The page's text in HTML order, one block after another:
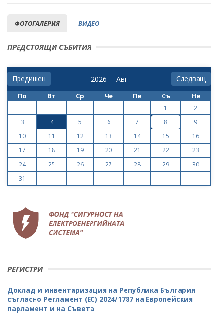
ФОТОГАЛЕРИЯ ВИДЕО
ПРЕДСТОЯЩИ СЪБИТИЯ
Предишен Следващ
По Вт Ср Че Пе Съ Не
1
2
3
4 5 6 7 8
9
10
11 12 13 14 15
16
17
18 19 20 21 22
23
24
25 26 27 28 29
30
31
РЕГИСТРИ
Доклад и инвентаризация на Република България
съгласно Регламент (ЕС) 2024/1787 на Европейския
парламент и на Съвета